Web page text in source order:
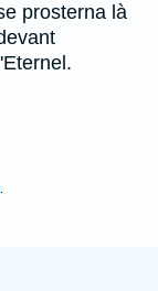
prosterna là
l'Eternel.